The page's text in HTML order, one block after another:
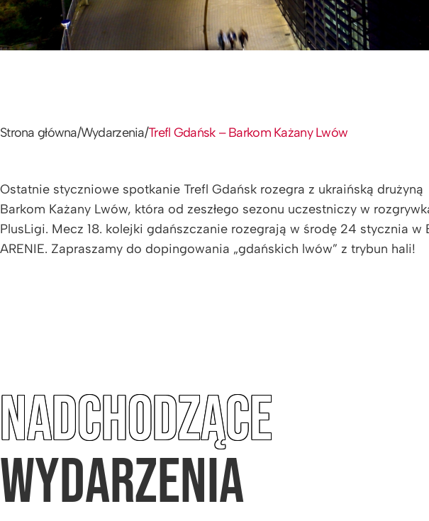
Strona główna/Wydarzenia/Trefl Gdańsk – Barkom Każany Lwów
Ostatnie styczniowe spotkanie Trefl Gdańsk rozegra z ukraińską drużyną
Barkom Każany Lwów, która od zeszłego sezonu uczestniczy w
PlusLigi. Mecz 18. kolejki gdańszczanie rozegrają w środę 24 stycznia w
ARENIE. Zapraszamy do dopingowania „gdańskich lwów” z trybun hali!
NADCHODZĄCE
WYDARZENIA